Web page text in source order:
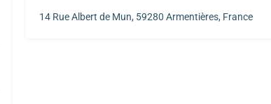
14 Rue Albert de Mun, 59280 Armentières, France